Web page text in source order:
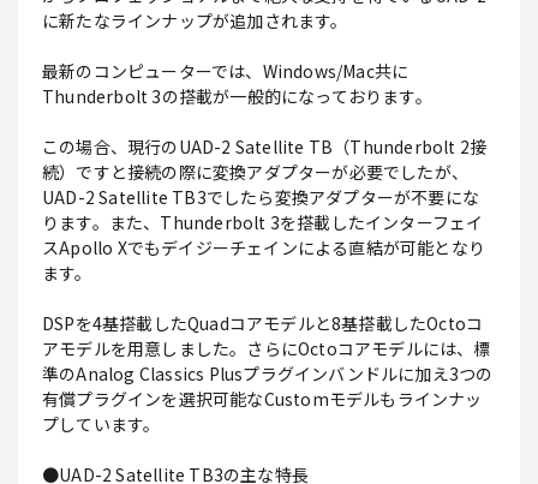
に新たなラインナップが追加されます。
最新のコンピューターでは、Windows/Mac共に
Thunderbolt 3の搭載が一般的になっております。
この場合、現行のUAD-2 Satellite TB（Thunderbolt 2接
続）ですと接続の際に変換アダプターが必要でしたが、
UAD-2 Satellite TB3でしたら変換アダプターが不要にな
ります。また、Thunderbolt 3を搭載したインターフェイ
スApollo Xでもデイジーチェインによる直結が可能となり
ます。
DSPを4基搭載したQuadコアモデルと8基搭載したOctoコ
アモデルを用意しました。さらにOctoコアモデルには、標
準のAnalog Classics Plusプラグインバンドルに加え3つの
有償プラグインを選択可能なCustomモデルもラインナッ
プしています。
●UAD-2 Satellite TB3の主な特長